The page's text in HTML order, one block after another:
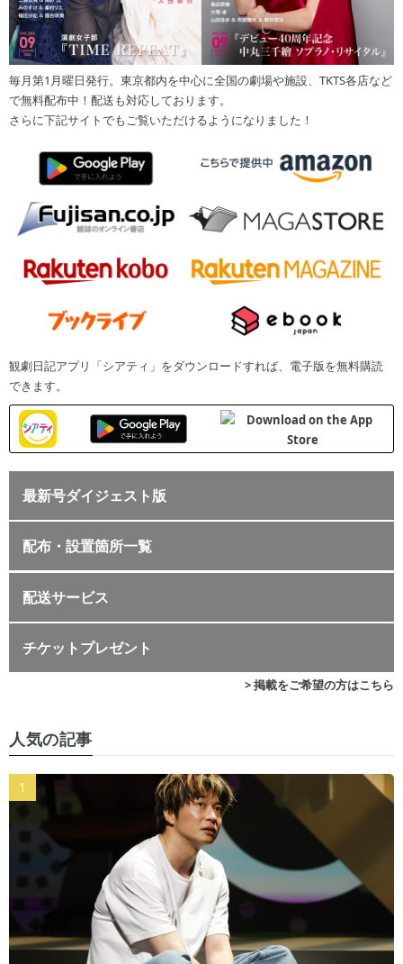
毎月第1月曜日発行。東京都内を中心に全国の劇場や施設、TKTS各店など
で無料配布中！配送も対応しております。
さらに下記サイトでもご覧いただけるようになりました！
観劇日記アプリ「シアティ」をダウンロードすれば、電子版を無料購読
できます。
最新号ダイジェスト版
配布・設置箇所一覧
配送サービス
チケットプレゼント
> 掲載をご希望の方はこちら
人気の記事